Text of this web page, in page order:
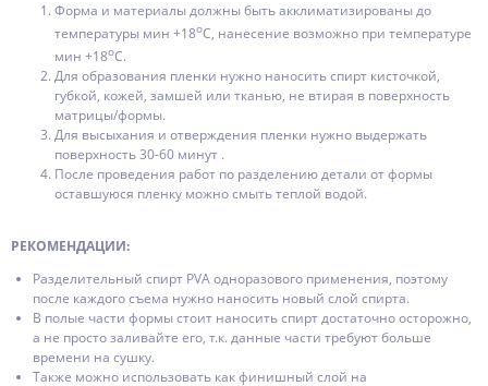
Форма и материалы должны быть акклиматизированы до
температуры мин +18оС, нанесение возможно при температуре
мин +18оС.
Для образования пленки нужно наносить спирт кисточкой,
губкой, кожей, замшей или тканью, не втирая в поверхность
матрицы/формы.
Для высыхания и отверждения пленки нужно выдержать
поверхность 30-60 минут .
После проведения работ по разделению детали от формы
оставшуюся пленку можно смыть теплой водой.
РЕКОМЕНДАЦИИ:
Разделительный спирт PVA одноразового применения, поэтому
после каждого съема нужно наносить новый слой спирта.
В полые части формы стоит наносить спирт достаточно осторожно,
а не просто заливайте его, т.к. данные части требуют больше
времени на сушку.
Также можно использовать как финишный слой на